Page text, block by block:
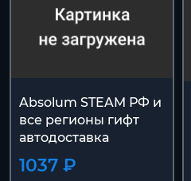
Absolum STEAM РФ и
все регионы гифт
автодоставка
1037 ₽